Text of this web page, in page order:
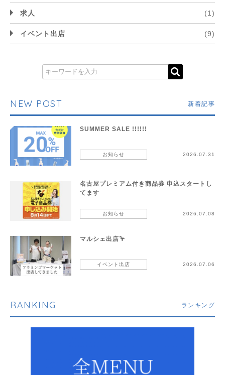
求人 (1)
イベント出店 (9)
NEW POST 新着記事
SUMMER SALE !!!!!!
お知らせ 2026.07.31
名古屋プレミアム付き商品券 申込スタートし
てます
お知らせ 2026.07.08
マルシェ出店🦩
イベント出店 2026.07.06
RANKING ランキング